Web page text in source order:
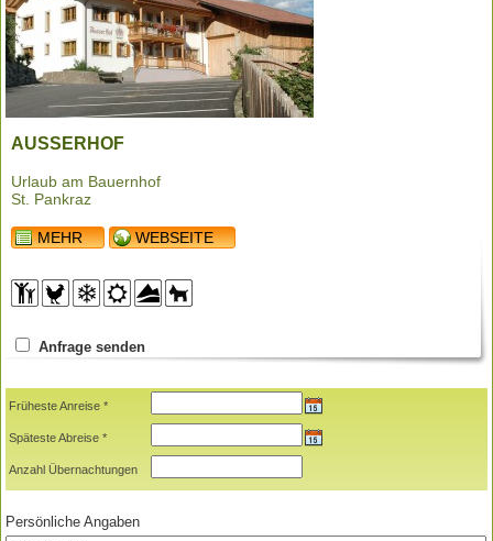
AUSSERHOF
Urlaub am Bauernhof
St. Pankraz
MEHR WEBSEITE
Anfrage senden
Früheste Anreise *
Späteste Abreise *
Anzahl Übernachtungen
Persönliche Angaben